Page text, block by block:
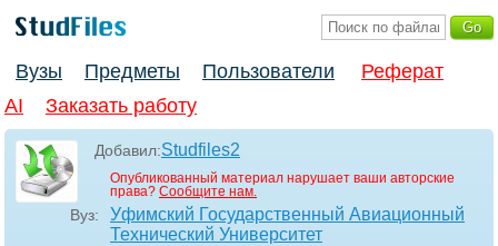
Вузы Предметы Пользователи
Реферат
AI
Заказать работу
Добавил:Studfiles2
Опубликованный материал нарушает ваши авторские
права? Сообщите нам.
Вуз:
Уфимский Государственный Авиационный
Технический Университет